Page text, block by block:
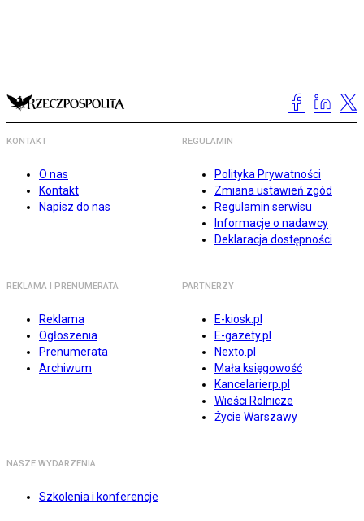
KONTAKT
O nas
Kontakt
Napisz do nas
REGULAMIN
Polityka Prywatności
Zmiana ustawień zgód
Regulamin serwisu
Informacje o nadawcy
Deklaracja dostępności
REKLAMA I PRENUMERATA
Reklama
Ogłoszenia
Prenumerata
Archiwum
PARTNERZY
E-kiosk.pl
E-gazety.pl
Nexto.pl
Mała księgowość
Kancelarierp.pl
Wieści Rolnicze
Życie Warszawy
NASZE WYDARZENIA
Szkolenia i konferencje